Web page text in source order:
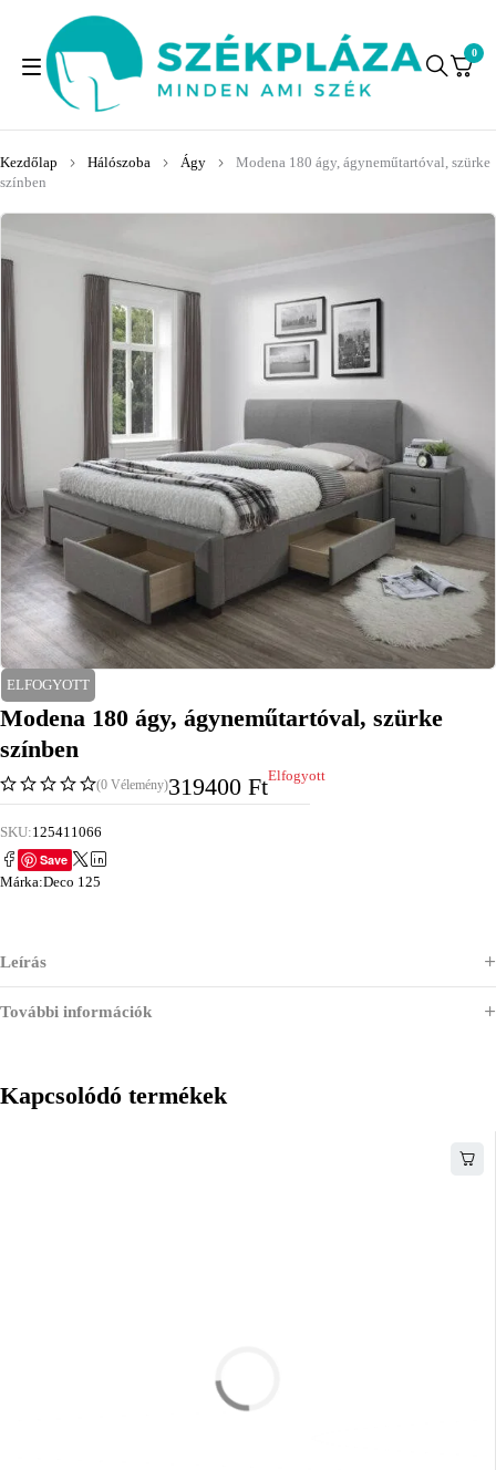
0
Kezdőlap Hálószoba Ágy
Modena 180 ágy, ágyneműtartóval, szürke
színben
ELFOGYOTT
Modena 180 ágy, ágyneműtartóval, szürke
színben
(0 Vélemény)319400 FtElfogyott
SKU:125411066
Save
Márka:Deco 125
Leírás
További információk
Kapcsolódó termékek